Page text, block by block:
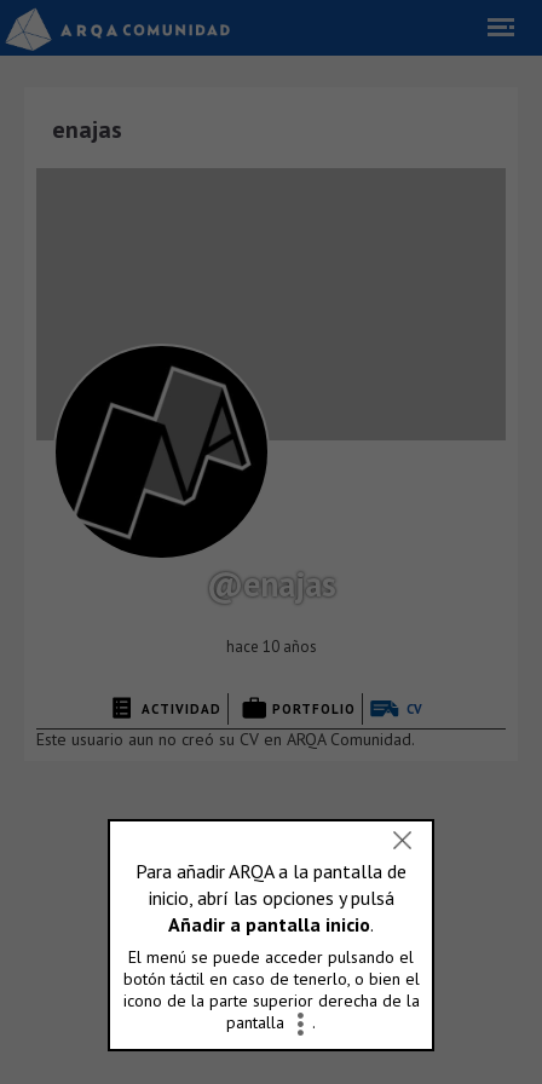
enajas
@enajas
hace 10 años
ACTIVIDAD PORTFOLIO CV
Este usuario aun no creó su CV en ARQA Comunidad.